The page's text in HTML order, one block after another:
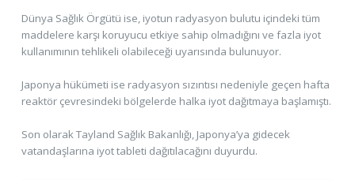
Dünya Sağlık Örgütü ise, iyotun radyasyon bulutu içindeki tüm
maddelere karşı koruyucu etkiye sahip olmadığını ve fazla iyot
kullanımının tehlikeli olabileceği uyarısında bulunuyor.
Japonya hükümeti ise radyasyon sızıntısı nedeniyle geçen hafta
reaktör çevresindeki bölgelerde halka iyot dağıtmaya başlamıştı.
Son olarak Tayland Sağlık Bakanlığı, Japonya’ya gidecek
vatandaşlarına iyot tableti dağıtılacağını duyurdu.